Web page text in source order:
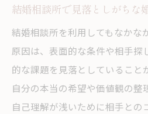
自分らしく結婚できない理
結婚相談所で見つけ
傾向
結婚相談所で見落としがちな
結婚相談所を利用してもなかな
原因は、表面的な条件や相手探
的な課題を見落としていること
自分の本当の希望や価値観の整
自己理解が浅いために相手との